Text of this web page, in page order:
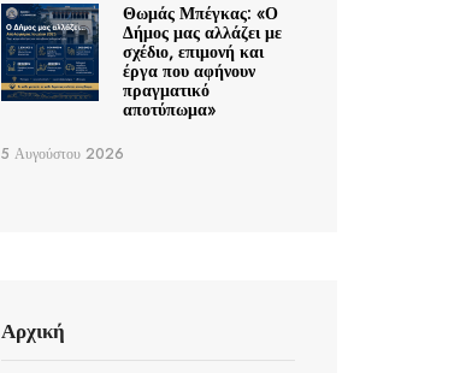
Θωμάς Μπέγκας: «Ο
Δήμος μας αλλάζει με
σχέδιο, επιμονή και
έργα που αφήνουν
πραγματικό
αποτύπωμα»
5 Αυγούστου 2026
Αρχική